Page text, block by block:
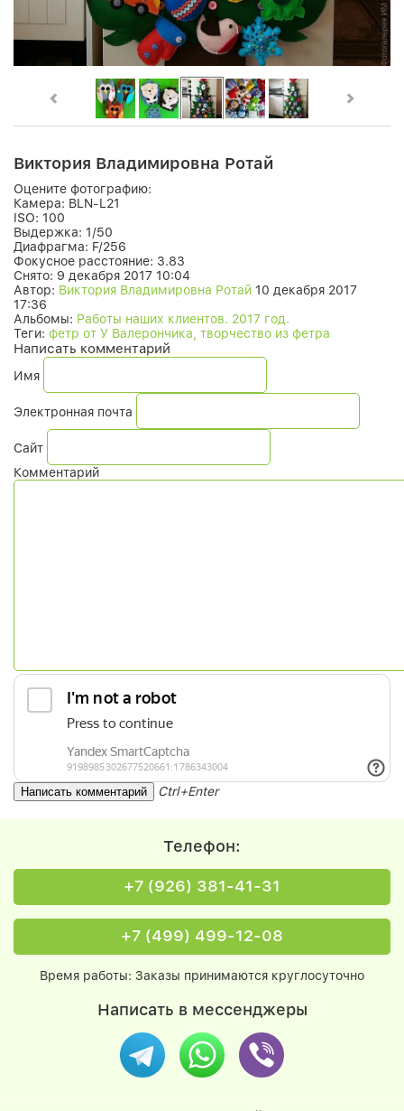
Виктория Владимировна Ротай
Оцените фотографию:
Камера: BLN-L21
ISO: 100
Выдержка: 1/50
Диафрагма: F/256
Фокусное расстояние: 3.83
Снято: 9 декабря 2017 10:04
Автор: Виктория Владимировна Ротай 10 декабря 2017
17:36
Альбомы: Работы наших клиентов. 2017 год.
Теги: фетр от У Валерончика, творчество из фетра
Написать комментарий
Имя
Электронная почта
Сайт
Комментарий
Ctrl+Enter
Телефон:
+7 (926) 381-41-31
+7 (499) 499-12-08
Время работы: Заказы принимаются круглосуточно
Написать в мессенджеры